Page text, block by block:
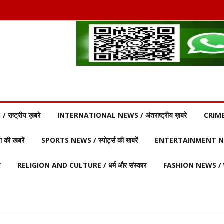
ख़बरे INTERNATIONAL NEWS / अंतराष्ट्रीय ख़बरे
की खबरें SPORTS NEWS / स्पोर्ट्स की खबरें ENTERTAINMENT
RELIGION AND CULTURE / धर्म और संस्कार FASHION NEWS /